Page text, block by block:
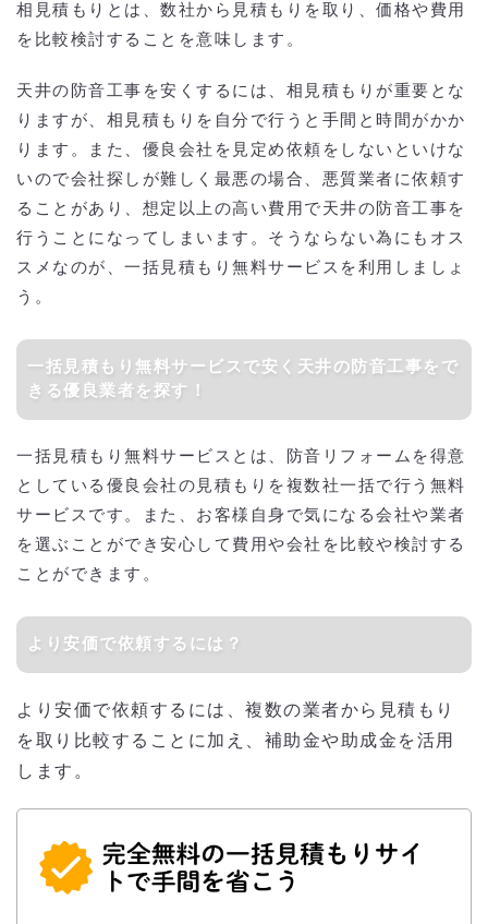
相見積もりとは、数社から見積もりを取り、価格や費用
を比較検討することを意味します。
天井の防音工事を安くするには、相見積もりが重要とな
りますが、相見積もりを自分で行うと手間と時間がかか
ります。また、優良会社を見定め依頼をしないといけな
いので会社探しが難しく最悪の場合、悪質業者に依頼す
ることがあり、想定以上の高い費用で天井の防音工事を
行うことになってしまいます。そうならない為にもオス
スメなのが、一括見積もり無料サービスを利用しましょ
う。
一括見積もり無料サービスで安く天井の防音工事をで
きる優良業者を探す！
一括見積もり無料サービスとは、防音リフォームを得意
としている優良会社の見積もりを複数社一括で行う無料
サービスです。また、お客様自身で気になる会社や業者
を選ぶことができ安心して費用や会社を比較や検討する
ことができます。
より安価で依頼するには？
より安価で依頼するには、複数の業者から見積もり
を取り比較することに加え、補助金や助成金を活用
します。